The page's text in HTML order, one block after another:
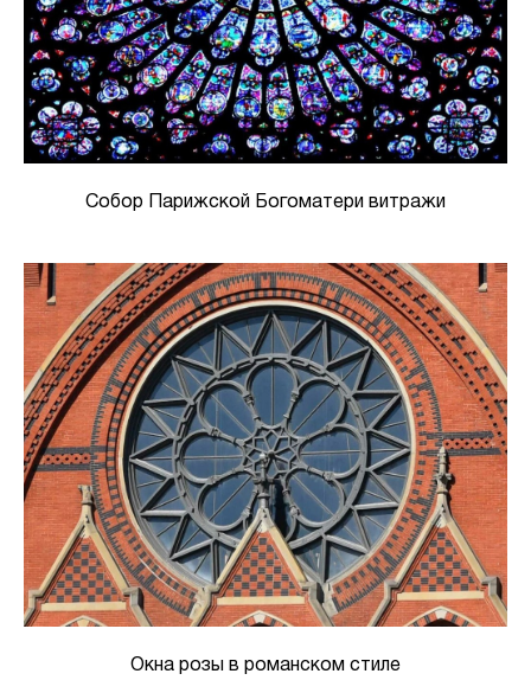
Собор Парижской Богоматери витражи
Окна розы в романском стиле